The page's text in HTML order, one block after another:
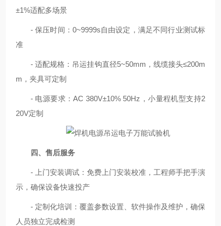
±1%适配多场景
- 保压时间：0~9999s自由设定，满足不同行业测试标
准
- 适配规格：吊运挂钩直径5~50mm，线缆接头≤200m
m，夹具可定制
- 电源要求：AC 380V±10% 50Hz，小量程机型支持2
20V定制
四、售后服务
- 上门安装调试：免费上门安装校准，工程师手把手演
示，确保设备快速投产
- 定制化培训：覆盖参数设置、软件操作及维护，确保
人员独立完成检测